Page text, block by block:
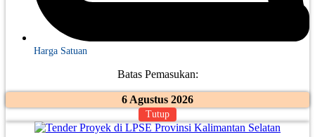
Harga Satuan
Batas Pemasukan:
6 Agustus 2026
Tutup